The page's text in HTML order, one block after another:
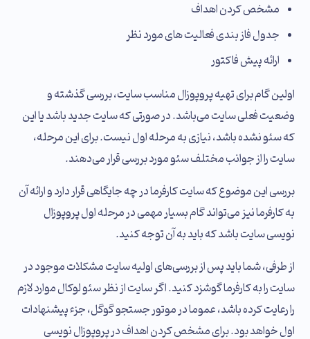
مشخص کردن اهداف
جدول فاز بندی فعالیت های مورد نظر
ارائه پیش فاکتور
اولین گام برای تهیه پروپوزال مناسب سایت، بررسی گذشته و
وضعیت فعلی سایت می‌باشد. در صورتی که سایت جدید باشد یا این
که سئو نشده باشد، نیازی به مرحله‌ اول نیست. برای این مرحله،
سایت را از جوانب مختلف سئو مورد بررسی قرار می‌دهند.
بررسی این موضوع که سایت کارفرما در چه جایگاهی قرار دارد و ارائه آن
به کارفرما نیز می‌تواند گام بسیار مهمی در مرحله اول پروپوزال
نویسی سایت باشد که باید به آن توجه کنید.
از طرفی، شما باید پس از بررسی‌های اولیه سایت مشکلات موجود در
سایت را به کارفرما گوشزد کنید. اگر سایت از نظر سئو لوکال موارد لازم
را رعایت کرده باشد، عموما در موتور جستجو گوگل، جزء پیشنهادات
اول خواهد بود. برای مشخص کردن اهداف در پروپوزال نویسی